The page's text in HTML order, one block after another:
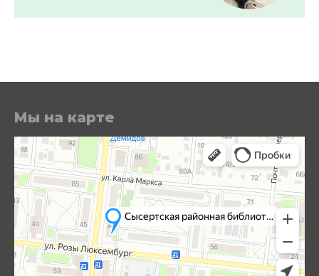
Мы на карте